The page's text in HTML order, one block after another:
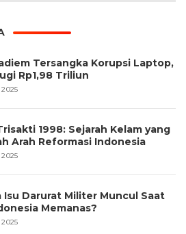
Tersangka Korupsi Laptop,
Rp1,98 Triliun
1998: Sejarah Kelam yang
Arah Reformasi Indonesia
Isu Darurat Militer Muncul Saat
Memanas?